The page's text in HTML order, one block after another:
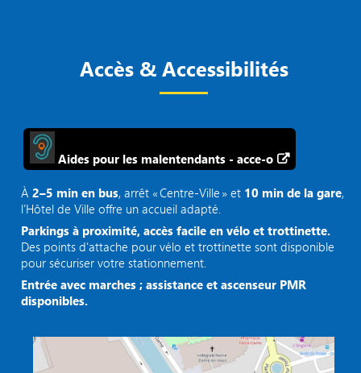
Accès & Accessibilités
Aides pour les malentendants - acce-o
À2–5 min en bus, arrêt « Centre‑Ville » et 10 min de la gare,
l’Hôtel de Ville offre un accueil adapté.
Parkings à proximité, accès facile en vélo et trottinette.
Des points d'attache pour vélo et trottinette sont disponible
pour sécuriser votre stationnement.
Entrée avec marches ; assistance et ascenseur PMR
disponibles.